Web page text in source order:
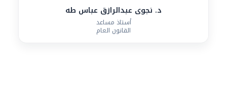
د. نجوى عبدالرازق عباس طه
أستاذ مساعد
القانون العام